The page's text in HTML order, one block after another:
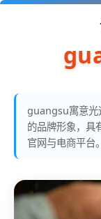
guangsu寓意光
的品牌形象，具
官网与电商平台。